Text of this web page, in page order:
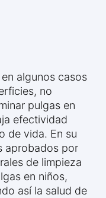
algunos casos
no
pulgas en
efectividad
de vida. En su
aprobados por
de limpieza
en niños,
así la salud de